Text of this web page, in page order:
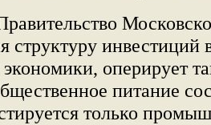
структуру инвестиций
оперирует
питание
только